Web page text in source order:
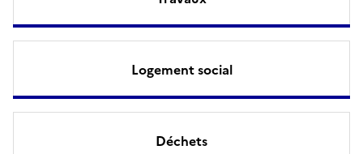
Logement social
Déchets